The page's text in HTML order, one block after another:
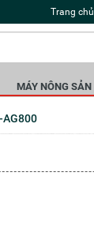
Trang chủ
MÁY NÔNG SẢN
AG800